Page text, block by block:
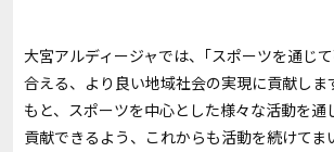
大宮アルディージャでは、｢スポーツを通じ
合える、より良い地域社会の実現に貢献しま
もと、スポーツを中心とした様々な活動を通
貢献できるよう、これからも活動を続けてま